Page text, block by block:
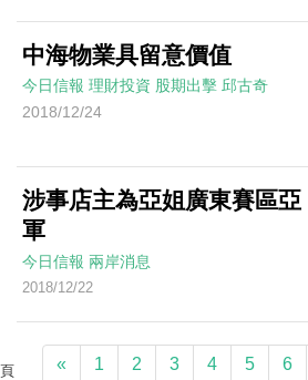
中海物業具留意價值
今日信報 理財投資 股期出擊 邱古奇
2018/12/24
涉事店主為亞姐廣東賽區亞
軍
今日信報 兩岸消息
2018/12/22
頁 « 1 2 3 4 5 6